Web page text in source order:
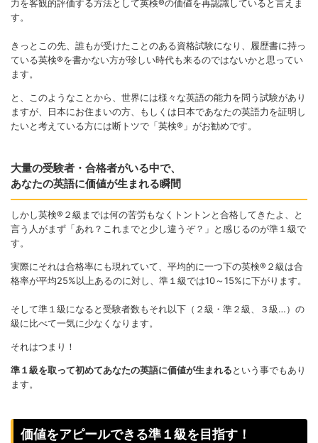
力を客観的評価する方法として英検®の価値を再認識していると言えま
す。
きっとこの先、誰もが受けたことのある資格試験になり、履歴書に持っ
ている英検®を書かない方が珍しい時代も来るのではないかと思ってい
ます。
と、このようなことから、世界には様々な英語の能力を問う試験があり
ますが、日本にお住まいの方、もしくは日本であなたの英語力を証明し
たいと考えている方には断トツで「英検®」がお勧めです。
大量の受験者・合格者がいる中で、
あなたの英語に価値が生まれる瞬間
しかし英検®２級までは何の苦労もなくトントンと合格してきたよ、と
言う人がまず「あれ？これまでと少し違うぞ？」と感じるのが準１級で
す。
実際にそれは合格率にも現れていて、平均的に一つ下の英検®２級は合
格率が平均25%以上あるのに対し、準１級では10～15%に下がります。
そして準１級になると受験者数もそれ以下（２級・準２級、３級…）の
級に比べて一気に少なくなります。
それはつまり！
準１級を取って初めてあなたの英語に価値が生まれるという事でもあり
ます。
価値をアピールできる準１級を目指す！